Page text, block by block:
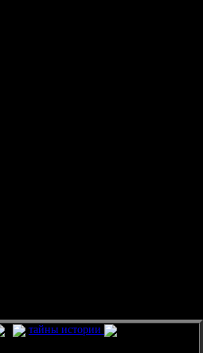
тайны истории